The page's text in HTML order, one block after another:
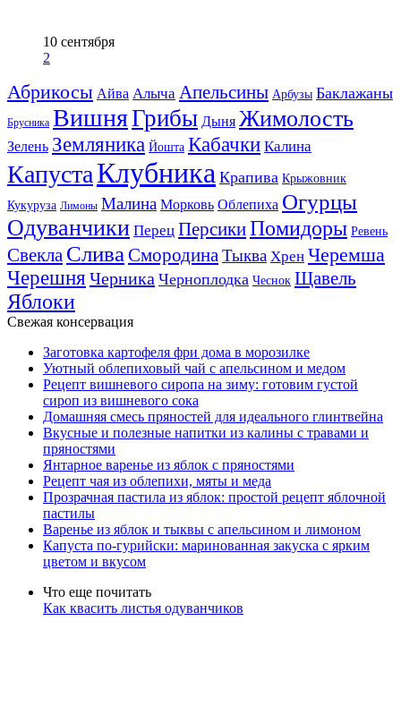
10 сентября
2
Абрикосы Айва Алыча Апельсины Арбузы Баклажаны
Брусника ВишняГрибы Дыня Жимолость
Зелень Земляника Йошта Кабачки Калина
КапустаКлубника Крапива Крыжовник
Кукуруза Лимоны Малина Морковь Облепиха Огурцы
Одуванчики Перец ПерсикиПомидоры Ревень
Свекла Слива СмородинаТыква Хрен Черемша
Черешня Черника Черноплодка Чеснок Щавель
Яблоки
Свежая консервация
Заготовка картофеля фри дома в морозилке
Уютный облепиховый чай с апельсином и медом
Рецепт вишневого сиропа на зиму: готовим густой
сироп из вишневого сока
Домашняя смесь пряностей для идеального глинтвейна
Вкусные и полезные напитки из калины с травами и
пряностями
Янтарное варенье из яблок с пряностями
Рецепт чая из облепихи, мяты и меда
Прозрачная пастила из яблок: простой рецепт яблочной
пастилы
Варенье из яблок и тыквы с апельсином и лимоном
Капуста по-гурийски: маринованная закуска с ярким
цветом и вкусом
Что еще почитать
Как квасить листья одуванчиков